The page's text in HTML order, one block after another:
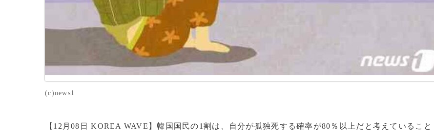
(c)news1
【12月08日 KOREA WAVE】韓国国民の1割は、自分が孤独死する確率が80％以上だと考えていること